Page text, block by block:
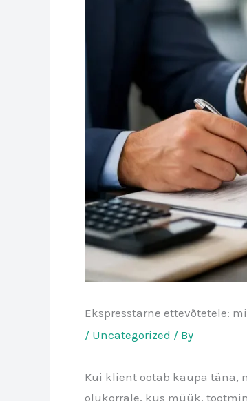
Ekspresstarne ettevõtetele:
/ Uncategorized / By
Kui klient ootab kaupa täna,
olukorrale, kus müük,